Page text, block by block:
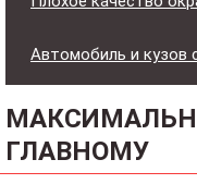
Автомобиль и кузов
ГЛАВНОМУ